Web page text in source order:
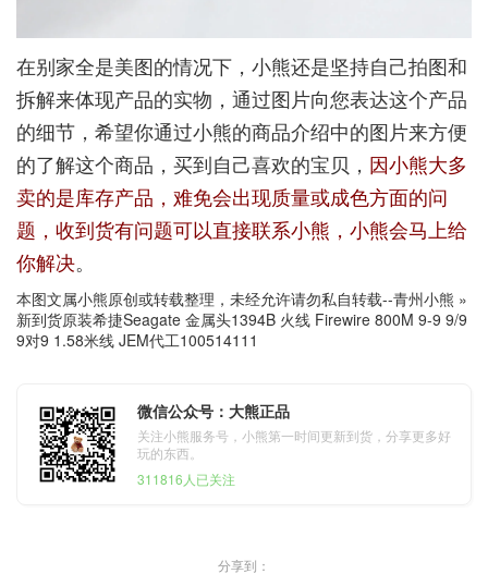
在别家全是美图的情况下，小熊还是坚持自己拍图和
拆解来体现产品的实物，通过图片向您表达这个产品
的细节，希望你通过小熊的商品介绍中的图片来方便
的了解这个商品，买到自己喜欢的宝贝， 因小熊大多
卖的是库存产品，难免会出现质量或成色方面的问
题，收到货有问题可以直接联系小熊，小熊会马上给
你解决。
本图文属小熊原创或转载整理，未经允许请勿私自转载--青州小熊 »
新到货原装希捷Seagate 金属头1394B 火线 Firewire 800M 9-9 9/9
9对9 1.58米线 JEM代工100514111
微信公众号：大熊正品
关注小熊服务号，小熊第一时间更新到货，分享更多好
玩的东西。
311816人已关注
分享到：